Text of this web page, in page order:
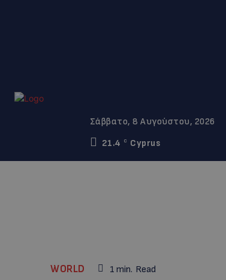
Σάββατο, 8 Αυγούστου, 2026
21.4
C Cyprus
WORLD 1 min. Read